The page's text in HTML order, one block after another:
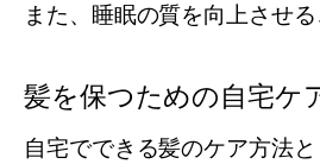
また、睡眠の質を向上させる
髪を保つための自宅ケ
自宅でできる髪のケア方法